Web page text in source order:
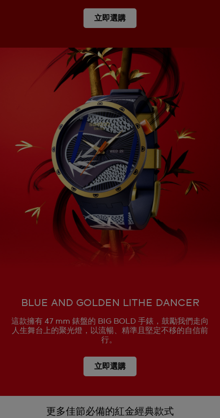
立即選購
BLUE AND GOLDEN LITHE DANCER
這款擁有 47 mm 錶盤的 BIG BOLD 手錶，鼓勵我們走向
人生舞台上的聚光燈，以流暢、精準且堅定不移的自信前
行。
立即選購
更多佳節必備的紅金經典款式